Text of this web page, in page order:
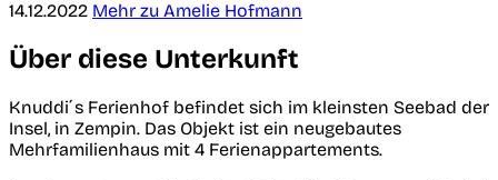
14.12.2022 Mehr zu Amelie Hofmann
Über diese Unterkunft
Knuddi´s Ferienhof befindet sich im kleinsten Seebad der
Insel, in Zempin. Das Objekt ist ein neugebautes
Mehrfamilienhaus mit 4 Ferienappartements.